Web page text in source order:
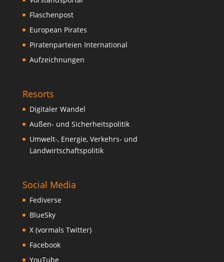
Flaschenpost
European Pirates
Piratenparteien International
Aufzeichnungen
Resorts
Digitaler Wandel
Außen- und Sicherheitspolitik
Umwelt-, Energie, Verkehrs- und
Landwirtschaftspolitik
Social Media
Fediverse
BlueSky
X (vormals Twitter)
Facebook
YouTube